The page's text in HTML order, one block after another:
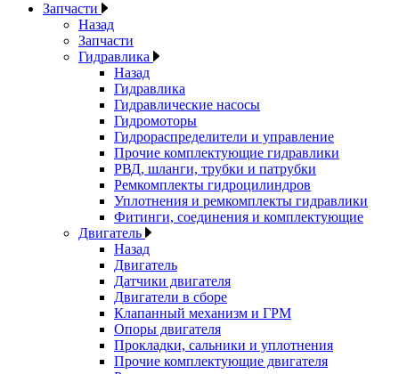
Запчасти
Назад
Запчасти
Гидравлика
Назад
Гидравлика
Гидравлические насосы
Гидромоторы
Гидрораспределители и управление
Прочие комплектующие гидравлики
РВД, шланги, трубки и патрубки
Ремкомплекты гидроцилиндров
Уплотнения и ремкомплекты гидравлики
Фитинги, соединения и комплектующие
Двигатель
Назад
Двигатель
Датчики двигателя
Двигатели в сборе
Клапанный механизм и ГРМ
Опоры двигателя
Прокладки, сальники и уплотнения
Прочие комплектующие двигателя